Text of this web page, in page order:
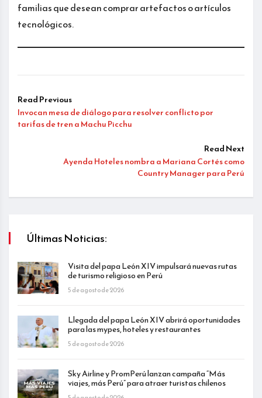
familias que desean comprar artefactos o artículos
tecnológicos.
Read Previous
Invocan mesa de diálogo para resolver conflicto por
tarifas de tren a Machu Picchu
Read Next
Ayenda Hoteles nombra a Mariana Cortés como
Country Manager para Perú
Últimas Noticias:
Visita del papa León XIV impulsará nuevas rutas
de turismo religioso en Perú
5 de agosto de 2026
Llegada del papa León XIV abrirá oportunidades
para las mypes, hoteles y restaurantes
5 de agosto de 2026
Sky Airline y PromPerú lanzan campaña “Más
viajes, más Perú” para atraer turistas chilenos